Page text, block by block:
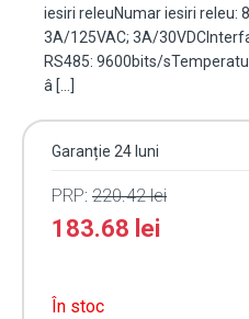
iesiri releuNumar iesiri releu:
3A/125VAC; 3A/
RS485: 9600bits/
â […]
Garanție 24 luni
PRP: 220.42lei
183.68 lei
În stoc